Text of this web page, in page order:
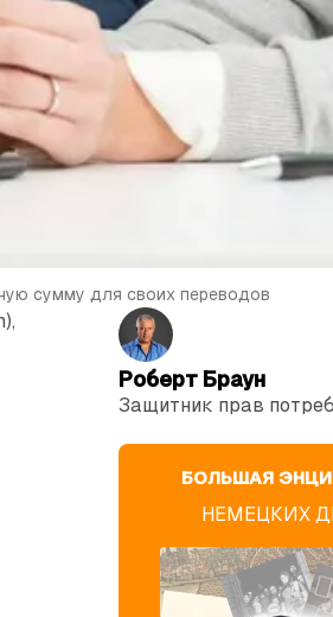
сумму для своих переводов
Роберт Браун
Защитник прав
БОЛЬШАЯ
НЕМЕЦКИХ